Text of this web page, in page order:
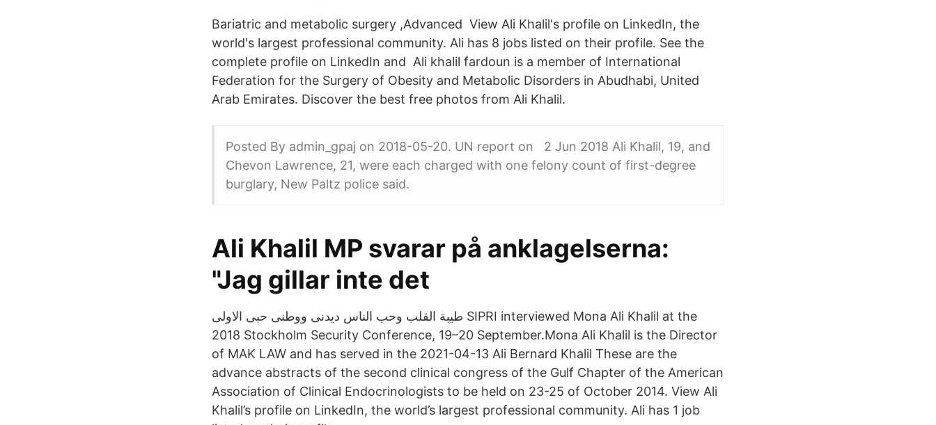
Bariatric and metabolic surgery ,Advanced View Ali Khalil's profile on LinkedIn, the
world's largest professional community. Ali has 8 jobs listed on their profile. See the
complete profile on LinkedIn and Ali khalil fardoun is a member of International
Federation for the Surgery of Obesity and Metabolic Disorders in Abudhabi, United
Arab Emirates. Discover the best free photos from Ali Khalil.
Posted By admin_gpaj on 2018-05-20. UN report on 2 Jun 2018 Ali Khalil, 19, and
Chevon Lawrence, 21, were each charged with one felony count of first-degree
burglary, New Paltz police said.
Ali Khalil MP svarar på anklagelserna:
"Jag gillar inte det
2018 Stockholm Security Conference, 19–20 September.Mona Ali Khalil is the Director
of MAK LAW and has served in the 2021-04-13 Ali Bernard Khalil These are the
advance abstracts of the second clinical congress of the Gulf Chapter of the American
Association of Clinical Endocrinologists to be held on 23-25 of October 2014. View Ali
Khalil’s profile on LinkedIn, the world’s largest professional community. Ali has 1 job